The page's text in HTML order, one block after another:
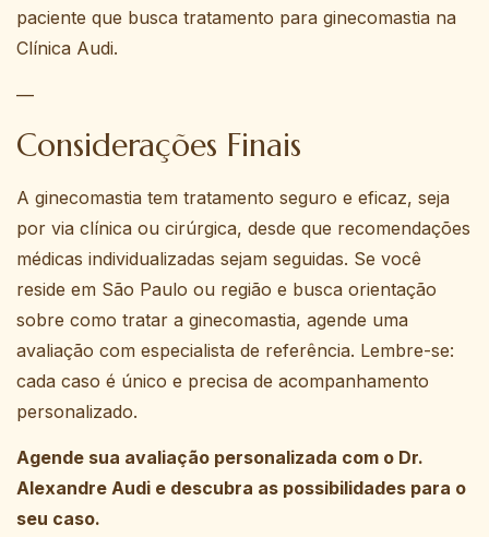
paciente que busca tratamento para ginecomastia na
Clínica Audi.
—
Considerações Finais
A ginecomastia tem tratamento seguro e eficaz, seja
por via clínica ou cirúrgica, desde que recomendações
médicas individualizadas sejam seguidas. Se você
reside em São Paulo ou região e busca orientação
sobre como tratar a ginecomastia, agende uma
avaliação com especialista de referência. Lembre-se:
cada caso é único e precisa de acompanhamento
personalizado.
Agende sua avaliação personalizada com o Dr.
Alexandre Audi e descubra as possibilidades para o
seu caso.